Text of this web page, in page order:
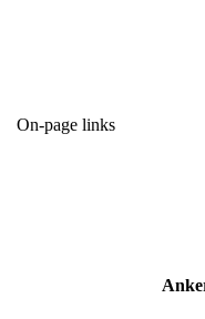
On-page links